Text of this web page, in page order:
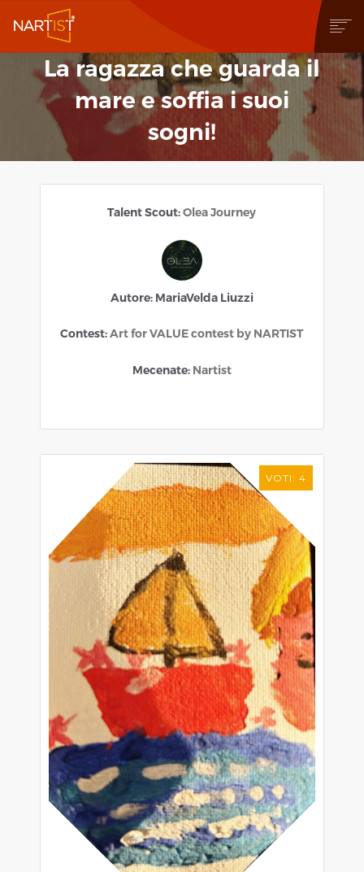
CHI SIAMO
COSA PUOI FARE
COMMUNITY
La ragazza che guarda il
mare e soffia i suoi
sogni!
Talent Scout:Olea Journey
Autore: MariaVelda Liuzzi
Contest:Art for VALUE contest by NARTIST
Mecenate: Nartist
VOTI:4